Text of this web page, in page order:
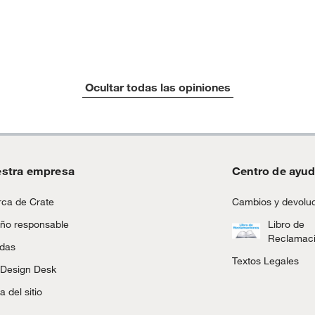
Ocultar todas las opiniones
empresa
de Crate
responsable
Desk
del sitio
Centro de
Cambios y
Libro de
Textos Legales